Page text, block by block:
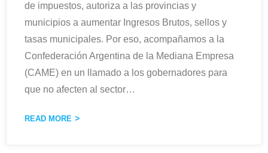
de impuestos, autoriza a las provincias y
municipios a aumentar Ingresos Brutos, sellos y
tasas municipales. Por eso, acompañamos a la
Confederación Argentina de la Mediana Empresa
(CAME) en un llamado a los gobernadores para
que no afecten al sector…
READ MORE